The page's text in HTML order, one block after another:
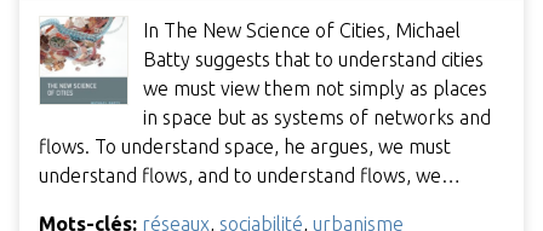
In The New Science of Cities, Michael
Batty suggests that to understand cities
we must view them not simply as places
in space but as systems of networks and
flows. To understand space, he argues, we must
understand flows, and to understand flows, we…
Mots-clés: réseaux, sociabilité, urbanisme